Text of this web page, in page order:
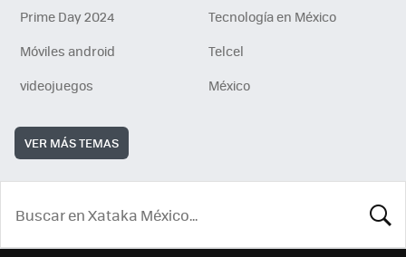
Prime Day 2024
Tecnología en México
Móviles android
Telcel
videojuegos
México
VER MÁS TEMAS